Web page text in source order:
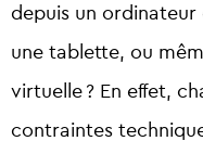
depuis un
une tablette, ou
virtuelle ? En effet,
contraintes